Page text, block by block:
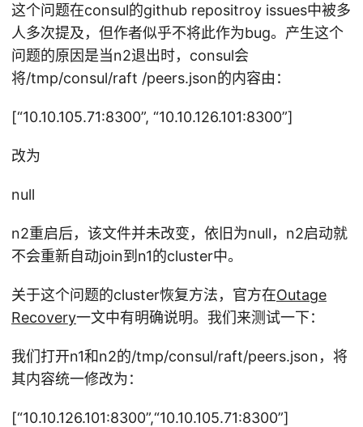
这个问题在consul的github repositroy issues中被多
人多次提及，但作者似乎不将此作为bug。产生这个
问题的原因是当n2退出时，consul会
将/tmp/consul/raft /peers.json的内容由：
[“10.10.105.71:8300”, “10.10.126.101:8300”]
改为
null
n2重启后，该文件并未改变，依旧为null，n2启动就
不会重新自动join到n1的cluster中。
关于这个问题的cluster恢复方法，官方在Outage
Recovery一文中有明确说明。我们来测试一下：
我们打开n1和n2的/tmp/consul/raft/peers.json，将
其内容统一修改为：
[“10.10.126.101:8300”,“10.10.105.71:8300”]